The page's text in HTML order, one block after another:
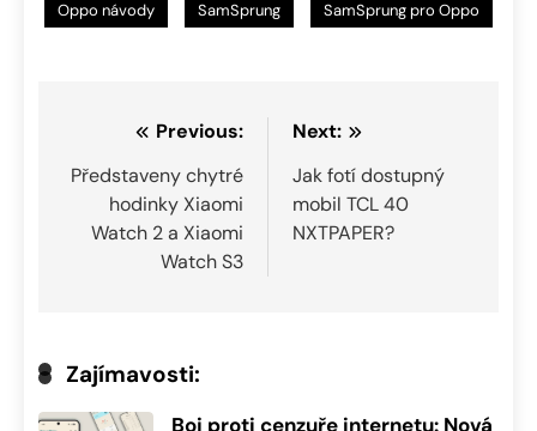
Oppo návody SamSprung SamSprung pro Oppo
Navigace
pro
příspěvek
Previous:
Představeny chytré
hodinky Xiaomi
Watch 2 a Xiaomi
Watch S3
Next:
Jak fotí dostupný
mobil TCL 40
NXTPAPER?
Zajímavosti:
Boj proti cenzuře internetu: Nová